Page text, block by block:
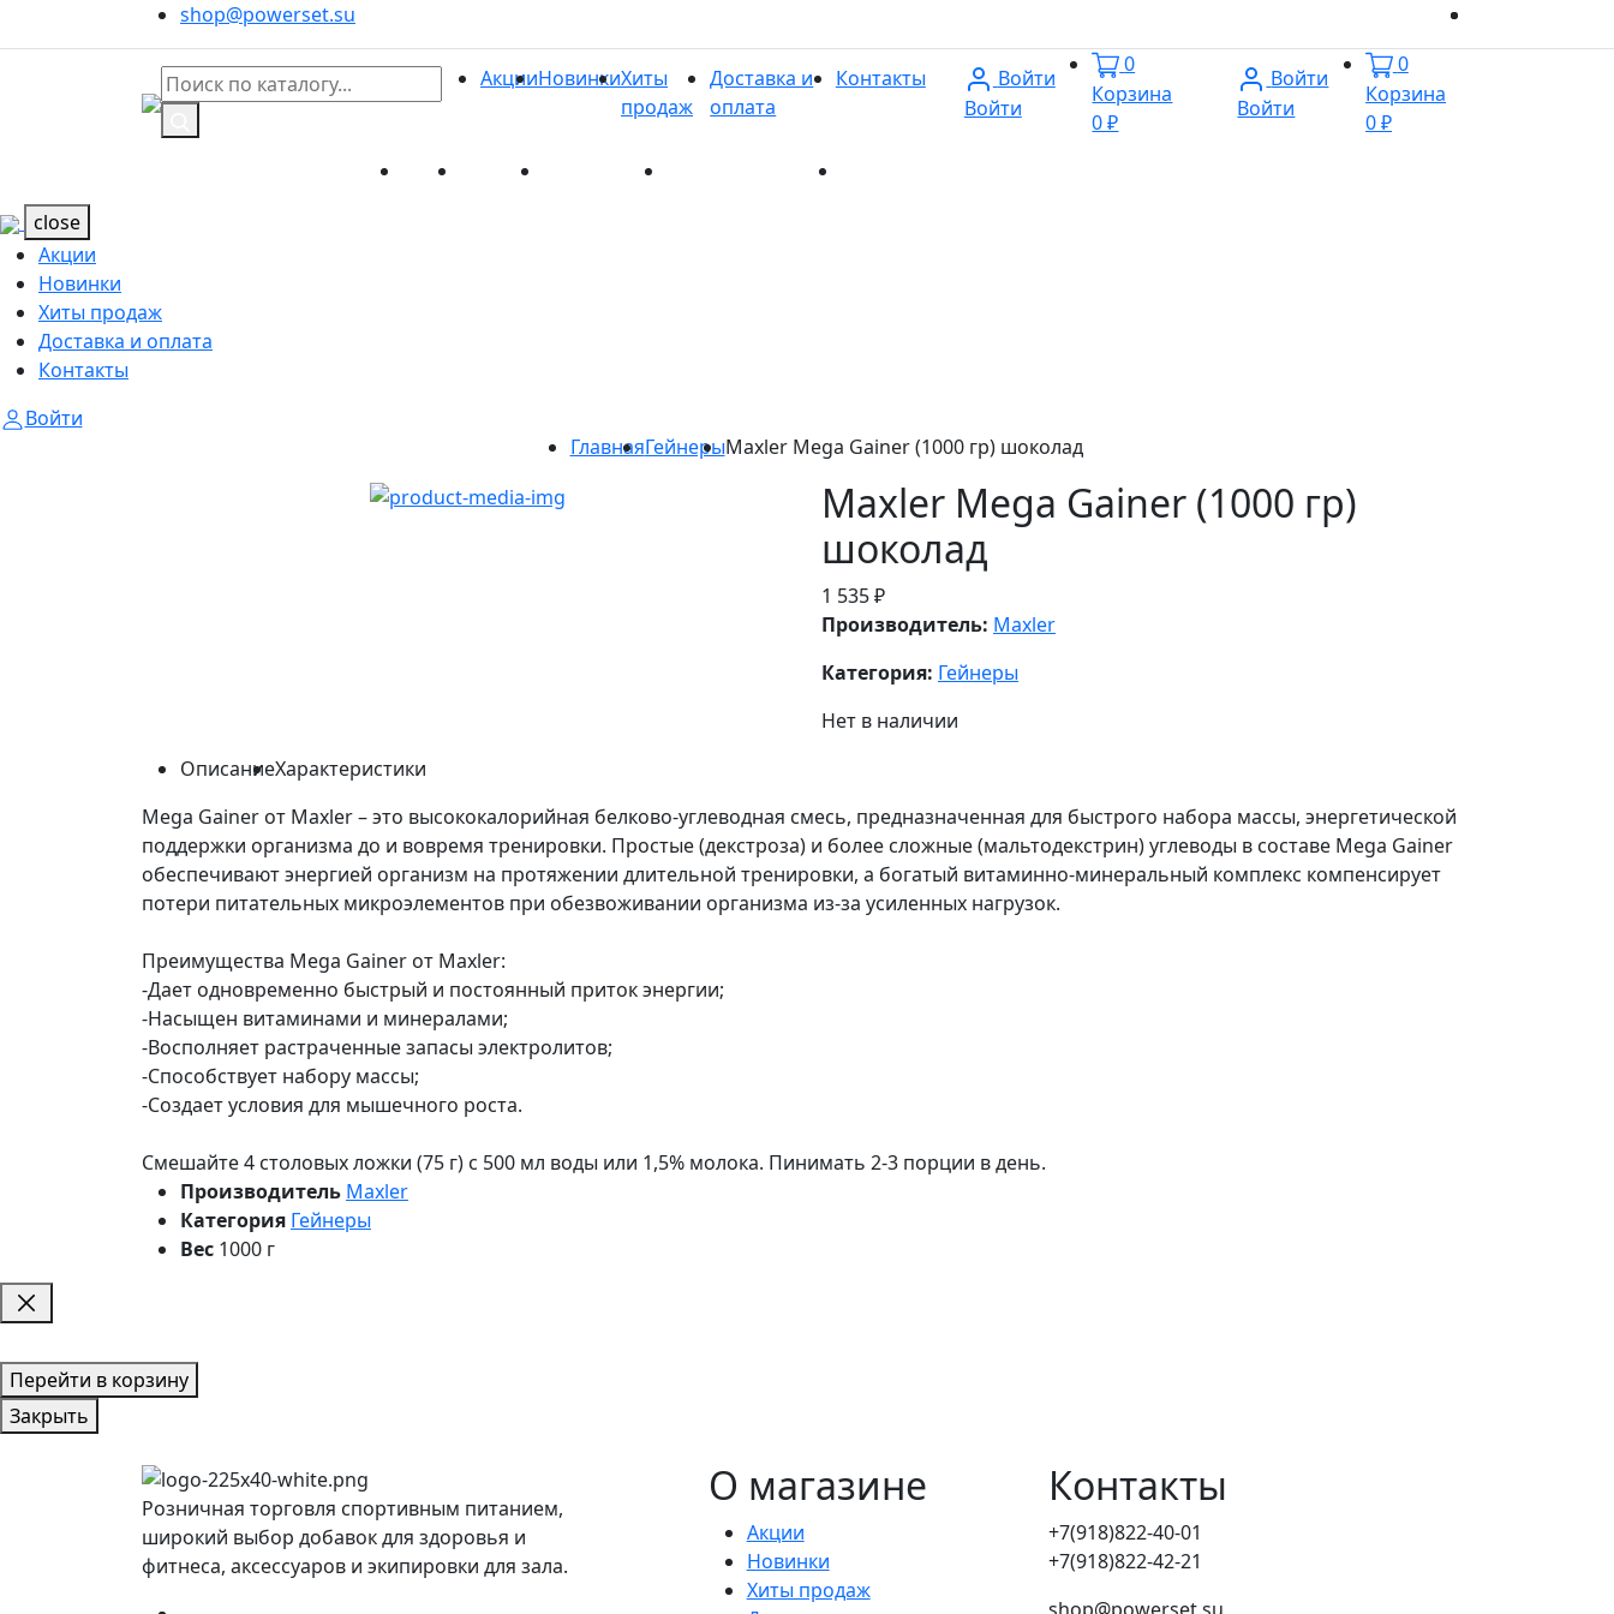
shop@powerset.su
АкцииНовинкиХиты
продаж
Доставка и
оплата
Контакты
Войти
Войти
0
Корзина
0 ₽
Войти
Войти
0
Корзина
0 ₽
Акции Новинки Хиты продаж Доставка и оплата
close
Акции
Новинки
Хиты продаж
Доставка и оплата
Контакты
Войти
ГлавнаяГейнерыMaxler Mega Gainer (1000 гр) шоколад
Maxler Mega Gainer (1000 гр)
шоколад
1 535 ₽
Производитель: Maxler
Категория: Гейнеры
Нет в наличии
ОписаниеХарактеристики
Mega Gainer от Maxler – это высококалорийная белково-углеводная смесь, предназначенная для быстрого набора массы, энергетической
поддержки организма до и вовремя тренировки. Простые (декстроза) и более сложные (мальтодекстрин) углеводы в составе Mega Gainer
обеспечивают энергией организм на протяжении длительной тренировки, а богатый витаминно-минеральный комплекс компенсирует
потери питательных микроэлементов при обезвоживании организма из-за усиленных нагрузок.
Преимущества Mega Gainer от Maxler:
-Дает одновременно быстрый и постоянный приток энергии;
-Насыщен витаминами и минералами;
-Восполняет растраченные запасы электролитов;
-Способствует набору массы;
-Создает условия для мышечного роста.
Смешайте 4 столовых ложки (75 г) с 500 мл воды или 1,5% молока. Пинимать 2-3 порции в день.
Производитель Maxler
Категория Гейнеры
Вес 1000 г
Перейти в корзину
Закрыть
Розничная торговля спортивным питанием,
широкий выбор добавок для здоровья и
фитнеса, аксессуаров и экипировки для зала.
О магазине
Акции
Новинки
Хиты продаж
Контакты
+7(918)822-40-01
+7(918)822-42-21